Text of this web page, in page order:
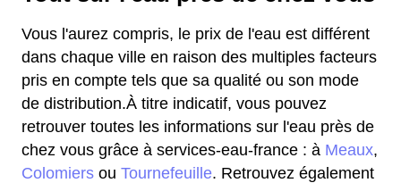
Vous l'aurez compris, le prix de l'eau est différent
dans chaque ville en raison des multiples facteurs
pris en compte tels que sa qualité ou son mode
de distribution.À titre indicatif, vous pouvez
retrouver toutes les informations sur l'eau près de
chez vous grâce à services-eau-france : à Meaux,
Colomiers ou Tournefeuille. Retrouvez également